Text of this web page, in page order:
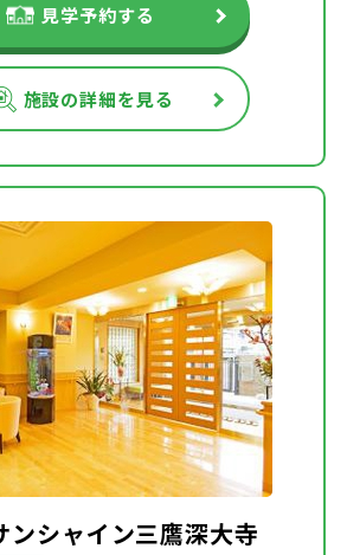
見学予約する
施設の詳細を見る
ンシャイン三鷹深大寺